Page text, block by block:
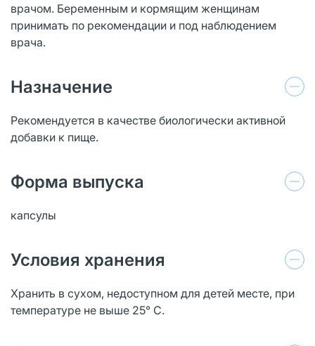
врачом. Беременным и кормящим женщинам
принимать по рекомендации и под наблюдением
врача.
Назначение
Рекомендуется в качестве биологически активной
добавки к пище.
Форма выпуска
капсулы
Условия хранения
Хранить в сухом, недоступном для детей месте, при
температуре не выше 25° С.